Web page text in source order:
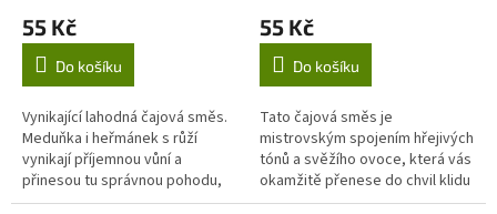
55 Kč
Do košíku
Vynikající lahodná čajová směs.
Meduňka i heřmánek s růží
vynikají příjemnou vůní a
přinesou tu správnou pohodu,
Heřmánek pravý - sluníčko mezi
55 Kč
Do košíku
Tato čajová směs je
mistrovským spojením hřejivých
tónů a svěžího ovoce, která vás
okamžitě přenese do chvil klidu
a pohody. Základ tvoří rooibos,